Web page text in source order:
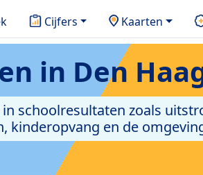
Cijfers Kaarten
in Den
schoolresultaten zoals
kinderopvang en de